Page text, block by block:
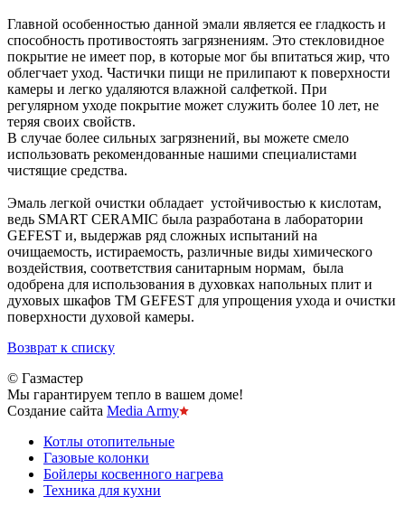
Главной особенностью данной эмали является ее гладкость и
способность противостоять загрязнениям. Это стекловидное
покрытие не имеет пор, в которые мог бы впитаться жир, что
облегчает уход. Частички пищи не прилипают к поверхности
камеры и легко удаляются влажной салфеткой. При
регулярном уходе покрытие может служить более 10 лет, не
теряя своих свойств.
В случае более сильных загрязнений, вы можете смело
использовать рекомендованные нашими специалистами
чистящие средства.
Эмаль легкой очистки обладает устойчивостью к кислотам,
ведь SMART CERAMIC была разработана в лаборатории
GEFEST и, выдержав ряд сложных испытаний на
очищаемость, истираемость, различные виды химического
воздействия, соответствия санитарным нормам, была
одобрена для использования в духовках напольных плит и
духовых шкафов TM GEFEST для упрощения ухода и очистки
поверхности духовой камеры.
Возврат к списку
© Газмастер
Мы гарантируем тепло в вашем доме!
Создание сайта Media Army
Котлы отопительные
Газовые колонки
Бойлеры косвенного нагрева
Техника для кухни